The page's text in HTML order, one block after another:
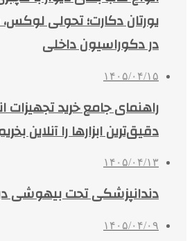
یورتان دکارت؛ تحولی
در دکوراسیون داخلی
۱۴۰۵/۰۴/۱۵
راهنمای جامع خرید تجهیزات
دقیق‌ترین ابزارها را آنلاین
۱۴۰۵/۰۴/۱۳
دندانپزشکی تحت بیهوشی
۱۴۰۵/۰۴/۰۹